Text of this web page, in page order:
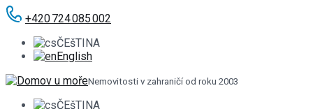
+420 724 085 002
ČEšTINA
English
Nemovitosti v zahraničí od roku 2003
ČEšTINA